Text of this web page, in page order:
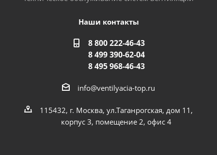
Наши контакты
8 800 222-46-43
8 499 390-62-04
8 495 968-46-43
info@ventilyacia-top.ru
115432, г. Москва, ул.Таганрогская, дом 11,
корпус 3, помещение 2, офис 4